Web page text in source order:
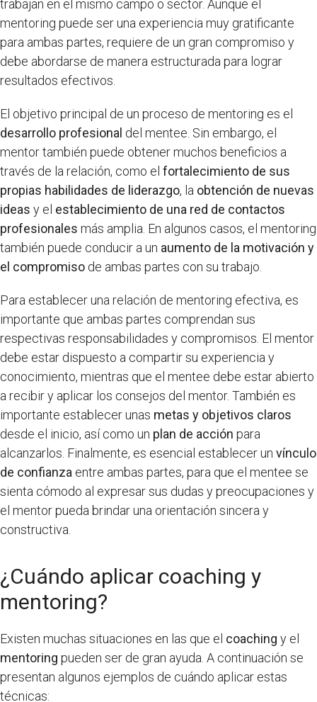
trabajan en el mismo campo o sector. Aunque el
mentoring puede ser una experiencia muy gratificante
para ambas partes, requiere de un gran compromiso y
debe abordarse de manera estructurada para lograr
resultados efectivos.
El objetivo principal de un proceso de mentoring es el
desarrollo profesional del mentee. Sin embargo, el
mentor también puede obtener muchos beneficios a
través de la relación, como el fortalecimiento de sus
propias habilidades de liderazgo, la obtención de nuevas
ideas y el establecimiento de una red de contactos
profesionales más amplia. En algunos casos, el mentoring
también puede conducir a un aumento de la motivación y
el compromiso de ambas partes con su trabajo.
Para establecer una relación de mentoring efectiva, es
importante que ambas partes comprendan sus
respectivas responsabilidades y compromisos. El mentor
debe estar dispuesto a compartir su experiencia y
conocimiento, mientras que el mentee debe estar abierto
a recibir y aplicar los consejos del mentor. También es
importante establecer unas metas y objetivos claros
desde el inicio, así como un plan de acción para
alcanzarlos. Finalmente, es esencial establecer un vínculo
de confianza entre ambas partes, para que el mentee se
sienta cómodo al expresar sus dudas y preocupaciones y
el mentor pueda brindar una orientación sincera y
constructiva.
¿Cuándo aplicar coaching y
mentoring?
Existen muchas situaciones en las que el coaching y el
mentoring pueden ser de gran ayuda. A continuación se
presentan algunos ejemplos de cuándo aplicar estas
técnicas: